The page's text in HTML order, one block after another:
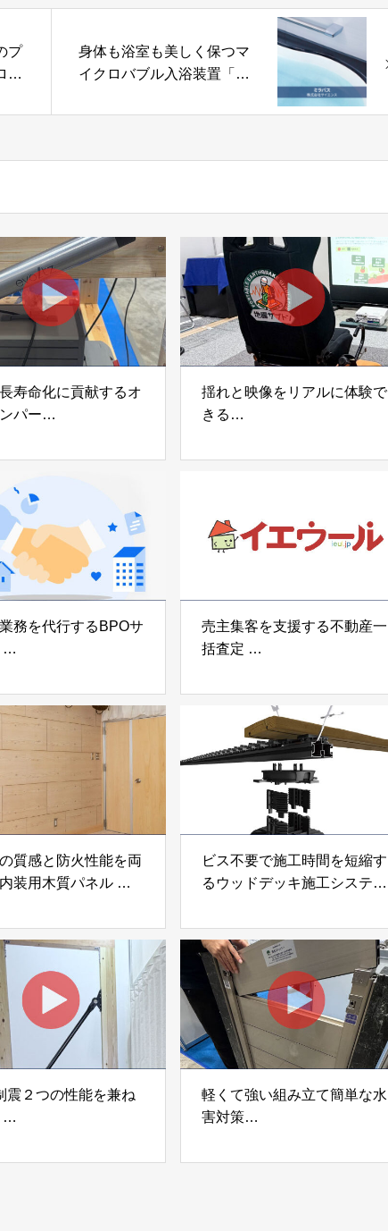
プ
ボ
身体も浴室も美しく保つマ
イクロバブル入浴装置「ミ
ス
寿命化に貢献するオ
パー
」
揺れと映像をリアルに体験で
きる
「地震ザブトン」
務を代行するBPOサ
売主集客を支援する不動産一
括査定
Speee
質感と防火性能を両
装用木質パネル
ル）」 合同会社サ
ク
ビス不要で施工時間を短縮す
るウッドデッキ施工システム
JAPAN
震２つの性能を兼ね
会社
軽くて強い組み立て簡単な水
害対策
ー」